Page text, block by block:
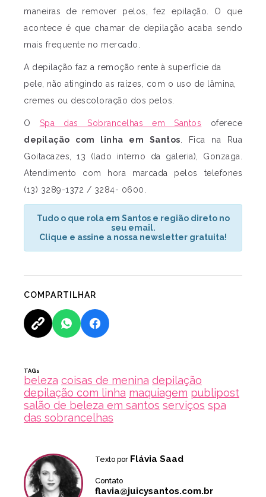
maneiras de remover pelos, fez epilação. O que
acontece é que chamar de depilação acaba sendo
mais frequente no mercado.
A depilação faz a remoção rente à superfície da
pele, não atingindo as raízes, com o uso de lâmina,
cremes ou descoloração dos pelos.
O Spa das Sobrancelhas em Santos oferece
depilação com linha em Santos . Fica na Rua
Goitacazes, 13 (lado interno da galeria), Gonzaga.
Atendimento com hora marcada pelos telefones
(13) 3289-1372 / 3284- 0600.
Tudo o que rola em Santos e região direto no
seu email.
Clique e assine a nossa newsletter gratuita!
COMPARTILHAR
TAGs
beleza coisas de menina depilação
depilação com linha maquiagem publipost
salão de beleza em santos serviços spa
das sobrancelhas
Texto por Flávia Saad
Contato
flavia@juicysantos.com.br